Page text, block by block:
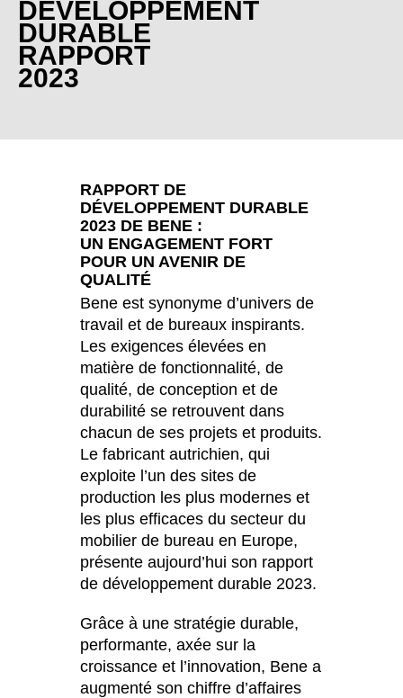
Bulgaria (BG)
Canada (CA)
Chine(CN)
Corée du Sud
Côte d'Ivoire(CI)
Espagne (ES)
Finlande(FI)
France(FR)
Ghana(GH)
Grande-Bretagne
Grèce(GR)
Guinée(GN)
Hong Kong(HK)
Hongrie(HU)
(IN)
Indonésie(ID)
(IR)
Irlande(IE)
Irlande du Nord (UK)(GB)
(IL)
(IT)
Jordanie(JO)
Kazakhstan
Kenya(KE)
DÉVELOPPEMENT
DURABLE
RAPPORT
2023
RAPPORT DE
DÉVELOPPEMENT DURABLE
2023 DE BENE :
UN ENGAGEMENT FORT
POUR UN AVENIR DE
QUALITÉ
Bene est synonyme d’univers de
travail et de bureaux inspirants.
Les exigences élevées en
matière de fonctionnalité, de
qualité, de conception et de
durabilité se retrouvent dans
chacun de ses projets et produits.
Le fabricant autrichien, qui
exploite l’un des sites de
production les plus modernes et
les plus efficaces du secteur du
mobilier de bureau en Europe,
présente aujourd’hui son rapport
de développement durable 2023.
Grâce à une stratégie durable,
performante, axée sur la
croissance et l’innovation, Bene a
augmenté son chiffre d’affaires